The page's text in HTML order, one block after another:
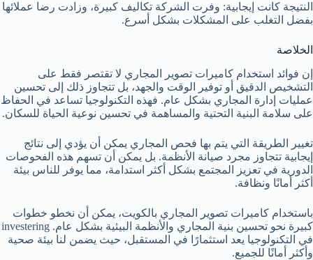
النتيجة كانت إيجابية: وفرت الشركة تكاليف كبيرة، وزادت رضا عملائها
بفضل التغلب على المشكلات بشكل أسرع.
الخلاصة
إن فوائد استخدام كاميرات تصوير المجاري لا تقتصر فقط على
التشخيص الدقيق أو توفير الوقت والجهد، بل تتجاوز ذلك إلى تحسين
عمليات إدارة المجاري بشكل عام. فهذه التكنولوجيا تساعد في الحفاظ
على سلامة البنية التحتية والمساهمة في تحسين نوعية الحياة للسكان.
تغيير الطريقة التي يتم بها فحص المجاري يمكن أن يؤدي إلى نتائج
إيجابية تتجاوز مجرد صيانة الأنظمة. بل يمكن أن تسهم هذه الفحوصات
الدورية في تعزيز المجتمع بشكل أكثر استدامة، مما يوفر للناس بيئة
أكثر أمانًا ونظافة.
باستخدام كاميرات تصوير المجاري بالكويت، يمكن أن نخطو خطوات
كبيرة نحو تحسين بنية المجاري والأنظمة البيئية بشكل عام. investering
في التكنولوجيا يعد استثمارًا في المستقبل، حيث يضمن لنا بيئة صحية
وأكثر أمانًا للجميع.